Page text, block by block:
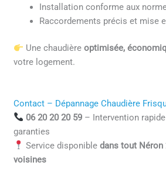
Installation conforme aux
Raccordements précis et mise
Une chaudière optimisée,
votre logement.
Contact – Dépannage Chaudière
06 20 20 20 59– Intervention rapide
garanties
Service disponible dans tout Néron
voisines